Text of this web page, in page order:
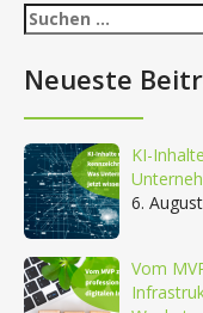
Suchen
nach:
Neueste
KI-
6. August
Vom